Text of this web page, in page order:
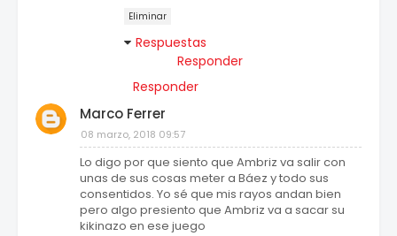
Eliminar
Respuestas
Responder
Responder
Marco Ferrer
08 marzo, 2018 09:57
Lo digo por que siento que Ambriz va salir con
unas de sus cosas meter a Báez y todo sus
consentidos. Yo sé que mis rayos andan bien
pero algo presiento que Ambriz va a sacar su
kikinazo en ese juego